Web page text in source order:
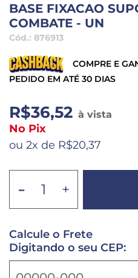
BASE FIXACAO
COMBATE - UN
Cód.: 876913
COMPRE E
PEDIDO EM ATÉ 30 DIAS
R$36,52 à vista
No Pix
ou 2x de R$20,37
- +
Calcule o Frete
Digitando o seu CEP: